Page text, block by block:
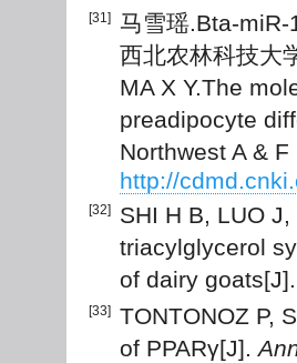
[31]
马雪瑶.Bta-
西北农林科技大
MA X Y.The
preadipocyte
Northwest A &
http://
[32]
SHI H B, LUO
triacylglycerol
of dairy
[33]
TONTONOZ P,
of PPARγ[J].